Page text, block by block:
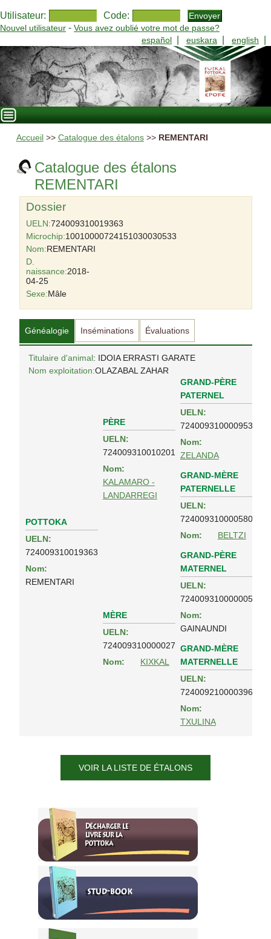
Utilisateur: Code:
Nouvel utilisateur - Vous avez oublié votre mot de passe?
español
euskara english
Accueil >> Catalogue des étalons>> REMENTARI
Catalogue des étalons
REMENTARI
Dossier
UELN:724009310019363
Microchip:10010000724151030030533
Nom:REMENTARI
D.
naissance:2018-
04-25
Sexe:Mâle
Généalogie Inséminations Évaluations
Titulaire d'animal: IDOIA ERRASTI GARATE
Nom exploitation:OLAZABAL ZAHAR
POTTOKA
UELN:
724009310019363
Nom:
REMENTARI
PÈRE
UELN:
724009310010201
Nom:
KALAMARO -
LANDARREGI
GRAND-PÈRE
PATERNEL
UELN:
724009310000953
Nom:
ZELANDA
GRAND-MÈRE
PATERNELLE
UELN:
724009310000580
Nom:
BELTZI
MÈRE
UELN:
724009310000027
Nom:
KIXKAL
GRAND-PÈRE
MATERNEL
UELN:
724009310000005
Nom:
GAINAUNDI
GRAND-MÈRE
MATERNELLE
UELN:
724009210000396
Nom:
TXULINA
VOIR LA LISTE DE ÉTALONS